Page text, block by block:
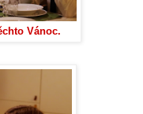
Vánoc.